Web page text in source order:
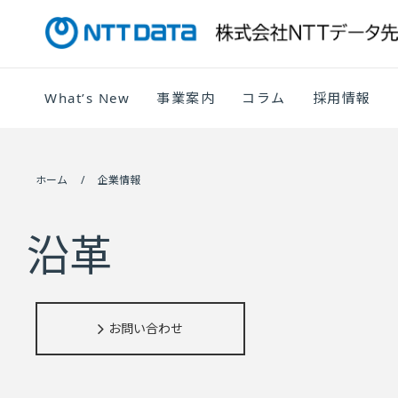
What’s New 事業案内 コラム 採用情報
ホーム 企業情報
沿革
お問い合わせ